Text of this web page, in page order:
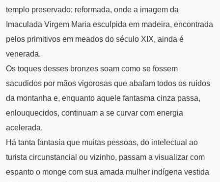
templo preservado; reformada, onde a imagem da
Imaculada Virgem Maria esculpida em madeira, encontrada
pelos primitivos em meados do século XIX, ainda é
venerada.
Os toques desses bronzes soam como se fossem
sacudidos por mãos vigorosas que abafam todos os ruídos
da montanha e, enquanto aquele fantasma cinza passa,
enlouquecidos, continuam a se curvar com energia
acelerada.
Há tanta fantasia que muitas pessoas, do intelectual ao
turista circunstancial ou vizinho, passam a visualizar com
espanto o monge com sua amada mulher indígena vestida